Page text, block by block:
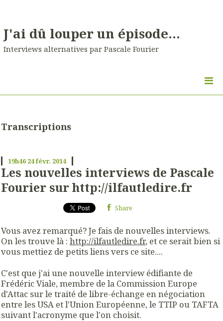
J'ai dû louper un épisode...
Interviews alternatives par Pascale Fourier
Transcriptions
19h46 24févr. 2014
Les nouvelles interviews de Pascale
Fourier sur http://ilfautledire.fr
Share
Vous avez remarqué? Je fais de nouvelles interviews.
On les trouve là : http://ilfautledire.fr, et ce serait bien si
vous mettiez de petits liens vers ce site....
C'est que j'ai une nouvelle interview édifiante de
Frédéric Viale, membre de la Commission Europe
d'Attac sur le traité de libre-échange en négociation
entre les USA et l'Union Européenne, le TTIP ou TAFTA
suivant l'acronyme que l'on choisit.